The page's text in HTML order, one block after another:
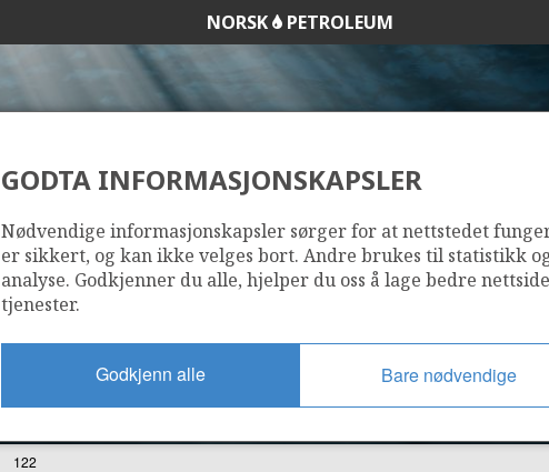
NORSK PETROLEUM
122
122
GODTA INFORMASJONSKAPSLER
Nødvendige informasjonskapsler sørger for at nettstedet
er sikkert, og kan ikke velges bort. Andre brukes til statistikk
analyse. Godkjenner du alle, hjelper du oss å lage bedre
tjenester.
Godkjenn alle Bare nødvendige